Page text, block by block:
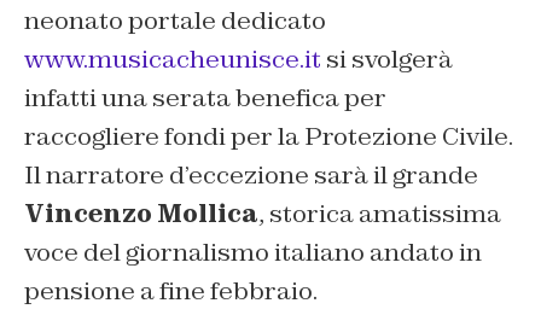
neonato portale dedicato
www.musicacheunisce.it si svolgerà
infatti una serata benefica per
raccogliere fondi per la Protezione Civile.
Il narratore d’eccezione sarà il grande
Vincenzo Mollica, storica amatissima
voce del giornalismo italiano andato in
pensione a fine febbraio.